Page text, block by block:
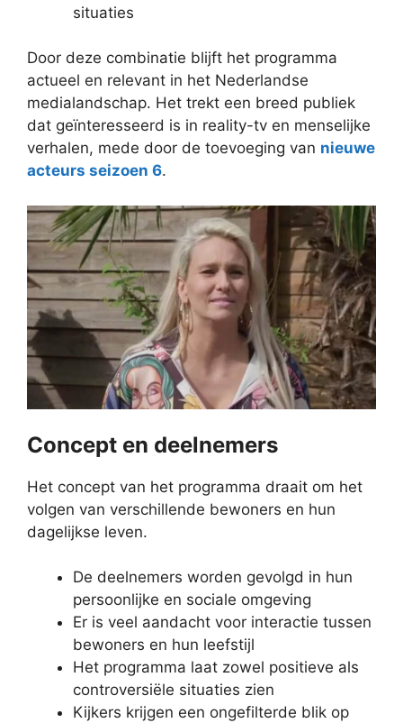
situaties
Door deze combinatie blijft het programma
actueel en relevant in het Nederlandse
medialandschap. Het trekt een breed publiek
dat geïnteresseerd is in reality-tv en menselijke
verhalen, mede door de toevoeging van nieuwe
acteurs seizoen 6.
Concept en deelnemers
Het concept van het programma draait om het
volgen van verschillende bewoners en hun
dagelijkse leven.
De deelnemers worden gevolgd in hun
persoonlijke en sociale omgeving
Er is veel aandacht voor interactie tussen
bewoners en hun leefstijl
Het programma laat zowel positieve als
controversiële situaties zien
Kijkers krijgen een ongefilterde blik op